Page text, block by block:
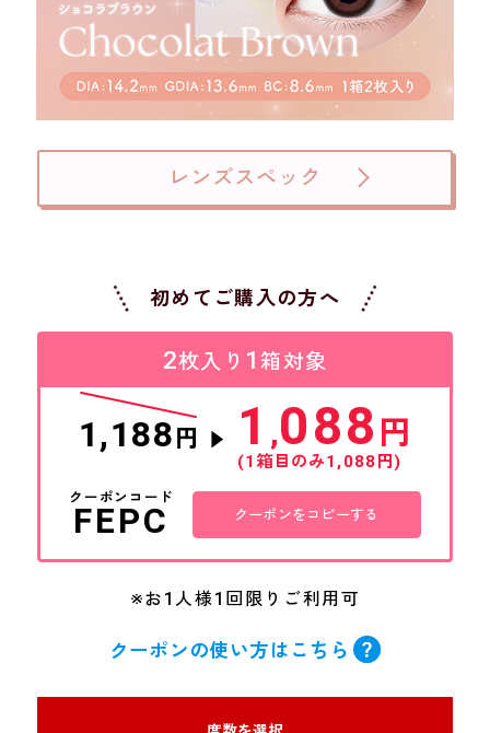
レンズスペック
初めてご購入の方へ
2枚入り 1箱対象
1,188 円 ▼ 1 ,088 円
(1箱目のみ1,088円)
クーポンコード
FEPC クーポンをコピーする
※お1人様1回限りご利用可
クーポンの使い方はこちら